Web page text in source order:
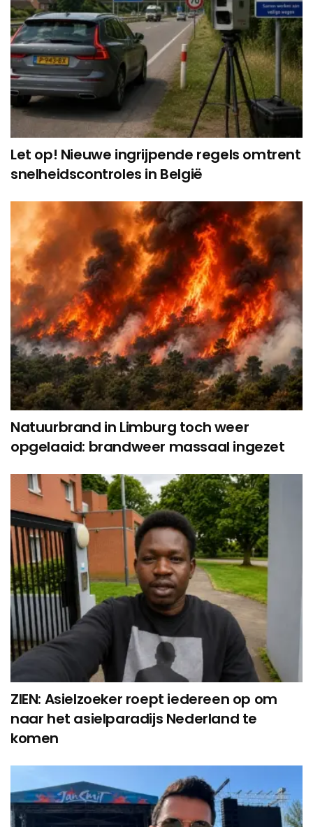
Let op! Nieuwe ingrijpende regels omtrent
snelheidscontroles in België
Natuurbrand in Limburg toch weer
opgelaaid: brandweer massaal ingezet
ZIEN: Asielzoeker roept iedereen op om
naar het asielparadijs Nederland te
komen